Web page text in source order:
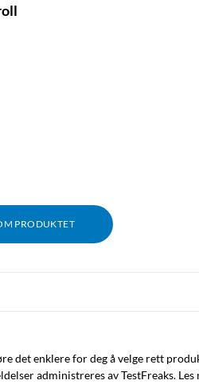
PRODUKTET
det enklere for deg å velge rett
administreres av TestFreaks.